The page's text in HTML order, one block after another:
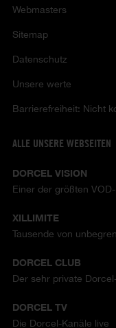
Webmasters
Sitemap
Datenschutz
Unsere werte
Barrierefreiheit: Nicht
ALLE UNSERE WEBSEITEN
DORCEL VISION
Einer der größten
XILLIMITE
Tausende von
DORCEL CLUB
Der sehr private
DORCEL TV
Die Dorcel-Kanäle live